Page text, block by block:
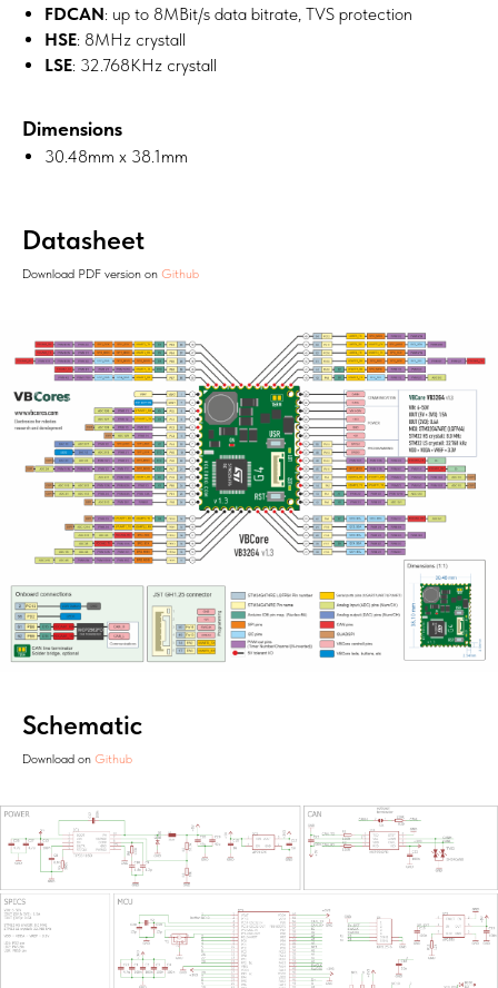
FDCAN: up to 8MBit/s data bitrate, TVS protection
HSE: 8MHz crystall
LSE: 32.768KHz crystall
Dimensions
30.48mm x 38.1mm
Datasheet
Download PDF version on Github
Schematic
Download on Github